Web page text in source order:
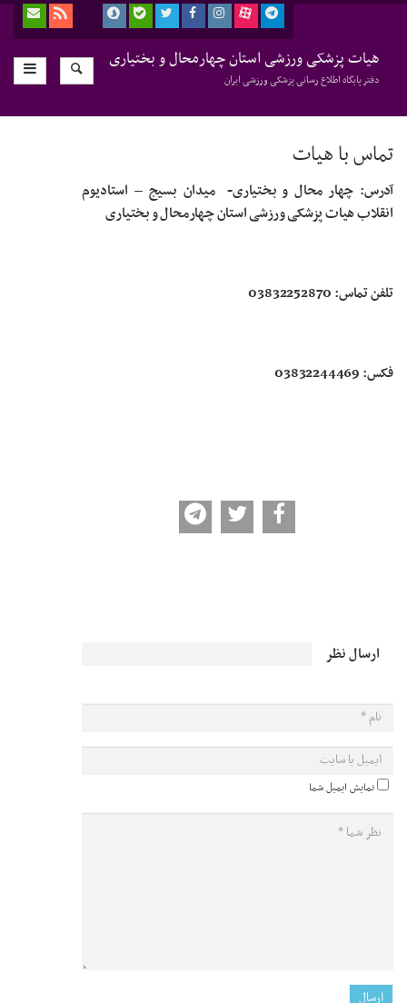
هیات پزشکی ورزشی استان چهارمحال و بختیاری
دفتر پایگاه اطلاع رسانی پزشکی ورزشی ایران
تماس با هیات
آدرس: چهار محال و بختیاری- میدان بسیج– استادیوم
انقلاب هیات پزشکی ورزشی استان چهارمحال و بختیاری
تلفن تماس: 03832252870
فکس: 03832244469
ارسال نظر
نمایش ایمیل شما